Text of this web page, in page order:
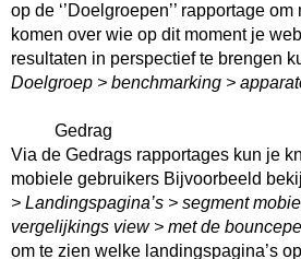
op de ‘’Doelgroepen’’ rapportage
komen over wie op dit moment je
Doelgroep > benchmarking >
          Gedrag
Via de Gedrags rapportages kun je
mobiele gebruikers Bijvoorbeeld
> Landingspagina’s > segment
vergelijkings view > met de
om te zien welke landingspagina’s